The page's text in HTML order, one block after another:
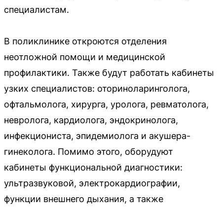
специалистам.
В поликлинике откроются отделения
неотложной помощи и медицинской
профилактики. Также будут работать кабинеты
узких специалистов: оториноларинголога,
офтальмолога, хирурга, уролога, ревматолога,
невролога, кардиолога, эндокринолога,
инфекциониста, эпидемиолога и акушера-
гинеколога. Помимо этого, оборудуют
кабинеты функциональной диагностики:
ультразвуковой, электрокардиографии,
функции внешнего дыхания, а также